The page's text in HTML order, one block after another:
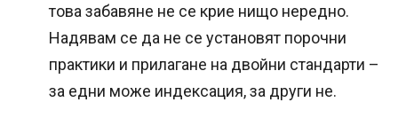
това забавяне не се крие нищо нередно.
Надявам се да не се установят порочни
практики и прилагане на двойни стандарти –
за едни може индексация, за други не.